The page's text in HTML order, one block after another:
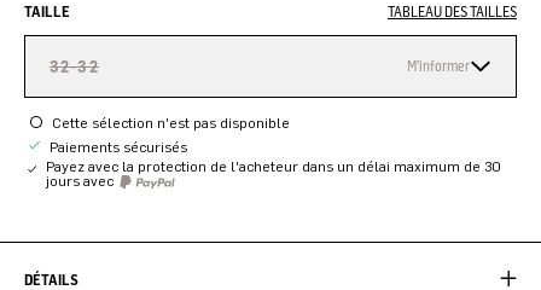
TAILLE TABLEAU DES TAILLES
32-32 M'informer
Cette sélection n'est pas disponible
Paiements sécurisés
Payez avec la protection de l'acheteur dans un délai maximum de 30
jours avec
DÉTAILS